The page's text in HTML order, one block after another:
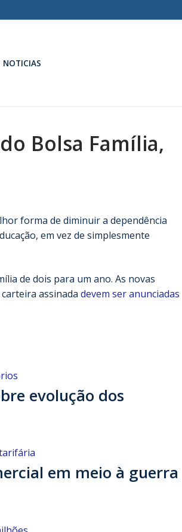
NOTICIAS
Bolsa Família,
forma de diminuir a dependência
em vez de simplesmente
de dois para um ano. As novas
assinada devem ser anunciadas
evolução dos
em meio à guerra